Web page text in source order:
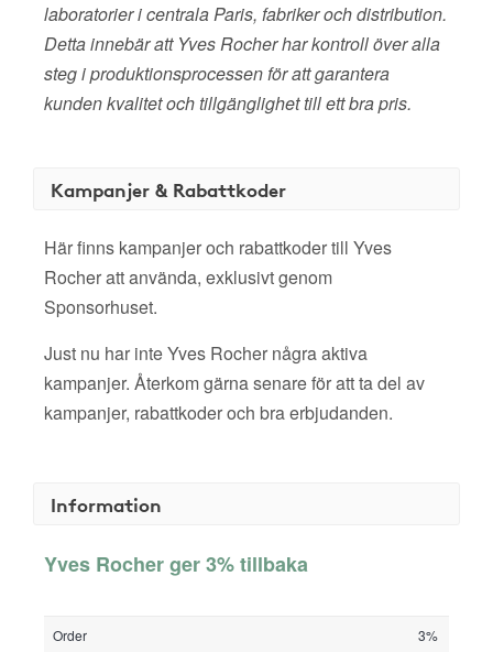
laboratorier i centrala Paris, fabriker och distribution.
Detta innebär att Yves Rocher har kontroll över alla
steg i produktionsprocessen för att garantera
kunden kvalitet och tillgänglighet till ett bra pris.
Kampanjer & Rabattkoder
Här finns kampanjer och rabattkoder till Yves
Rocher att använda, exklusivt genom
Sponsorhuset.
Just nu har inte Yves Rocher några aktiva
kampanjer. Återkom gärna senare för att ta del av
kampanjer, rabattkoder och bra erbjudanden.
Information
Yves Rocher ger 3% tillbaka
Order 3%